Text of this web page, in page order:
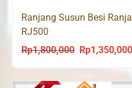
Ranjang Susun Besi
RJ500
Rp1,800,000
Original
price
was:
Rp1,350,000